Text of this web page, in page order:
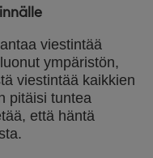
viestintää
ympäristön,
viestintää kaikkien
pitäisi tuntea
että häntä